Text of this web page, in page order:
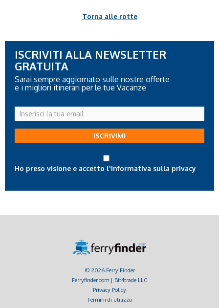
Torna alle rotte
ISCRIVITI ALLA NEWSLETTER
GRATUITA
Sarai sempre aggiornato sulle nostre offerte
e i migliori itinerari per le tue Vacanze
Inserisci
la
tua
ISCRIVIMI
Ho preso visione e accetto l'informativa sulla privacy
© 2026 Ferry Finder
Ferryfinder.com | Bit4trade LLC
Privacy Policy
Termini di utilizzo